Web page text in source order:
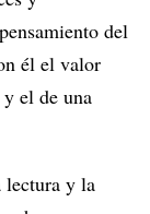
del
él el valor
el de una
lectura y la